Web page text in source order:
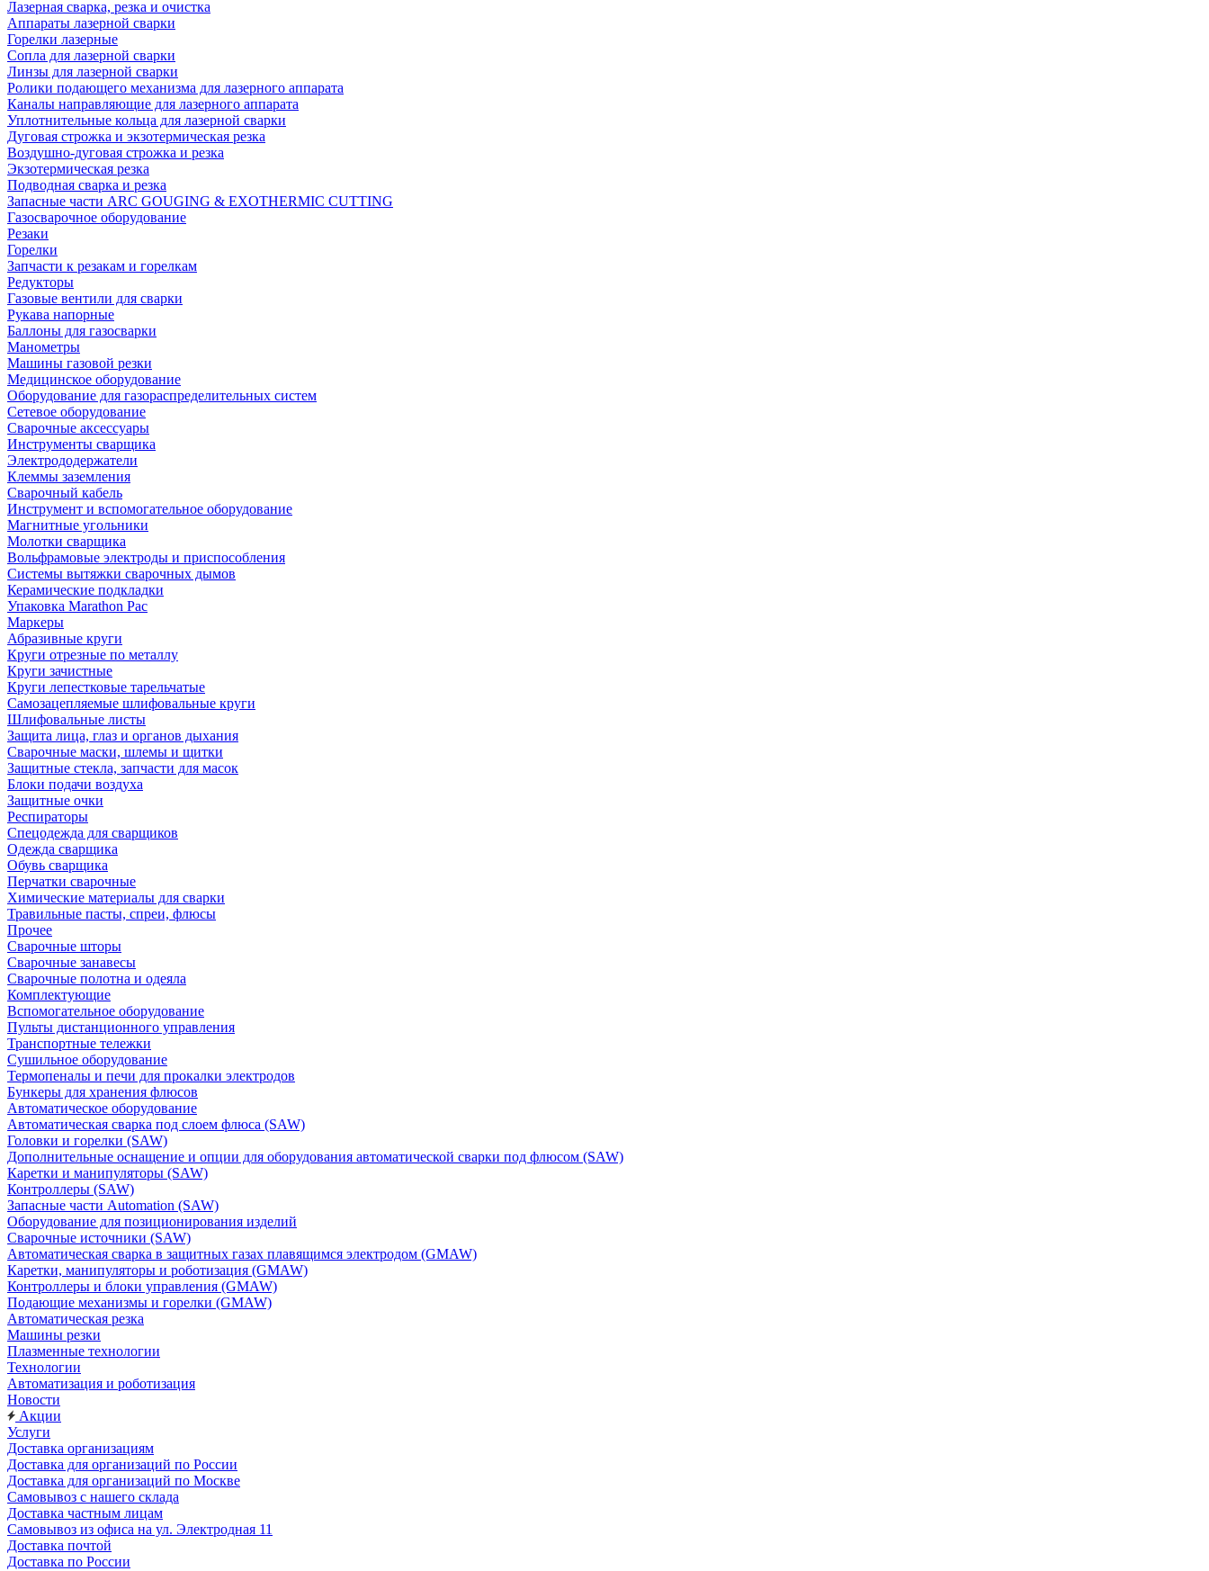
Лазерная сварка, резка и очистка
Аппараты лазерной сварки
Горелки лазерные
Сопла для лазерной сварки
Линзы для лазерной сварки
Ролики подающего механизма для лазерного аппарата
Каналы направляющие для лазерного аппарата
Уплотнительные кольца для лазерной сварки
Дуговая строжка и экзотермическая резка
Воздушно-дуговая строжка и резка
Экзотермическая резка
Подводная сварка и резка
Запасные части ARC GOUGING & EXOTHERMIC CUTTING
Газосварочное оборудование
Резаки
Горелки
Запчасти к резакам и горелкам
Редукторы
Газовые вентили для сварки
Рукава напорные
Баллоны для газосварки
Манометры
Машины газовой резки
Медицинское оборудование
Оборудование для газораспределительных систем
Сетевое оборудование
Сварочные аксессуары
Инструменты сварщика
Электрододержатели
Клеммы заземления
Сварочный кабель
Инструмент и вспомогательное оборудование
Магнитные угольники
Молотки сварщика
Вольфрамовые электроды и приспособления
Системы вытяжки сварочных дымов
Керамические подкладки
Упаковка Marathon Pac
Маркеры
Абразивные круги
Круги отрезные по металлу
Круги зачистные
Круги лепестковые тарельчатые
Самозацепляемые шлифовальные круги
Шлифовальные листы
Защита лица, глаз и органов дыхания
Сварочные маски, шлемы и щитки
Защитные стекла, запчасти для масок
Блоки подачи воздуха
Защитные очки
Респираторы
Спецодежда для сварщиков
Одежда сварщика
Обувь сварщика
Перчатки сварочные
Химические материалы для сварки
Травильные пасты, спреи, флюсы
Прочее
Сварочные шторы
Сварочные занавесы
Сварочные полотна и одеяла
Комплектующие
Вспомогательное оборудование
Пульты дистанционного управления
Транспортные тележки
Сушильное оборудование
Термопеналы и печи для прокалки электродов
Бункеры для хранения флюсов
Автоматическое оборудование
Автоматическая сварка под слоем флюса (SAW)
Головки и горелки (SAW)
Дополнительные оснащение и опции для оборудования автоматической сварки под флюсом (SAW)
Каретки и манипуляторы (SAW)
Контроллеры (SAW)
Запасные части Automation (SAW)
Оборудование для позиционирования изделий
Сварочные источники (SAW)
Автоматическая сварка в защитных газах плавящимся электродом (GMAW)
Каретки, манипуляторы и роботизация (GMAW)
Контроллеры и блоки управления (GMAW)
Подающие механизмы и горелки (GMAW)
Автоматическая резка
Машины резки
Плазменные технологии
Технологии
Автоматизация и роботизация
Новости
Акции
Услуги
Доставка организациям
Доставка для организаций по России
Доставка для организаций по Москве
Самовывоз с нашего склада
Доставка частным лицам
Самовывоз из офиса на ул. Электродная 11
Доставка почтой
Доставка по России